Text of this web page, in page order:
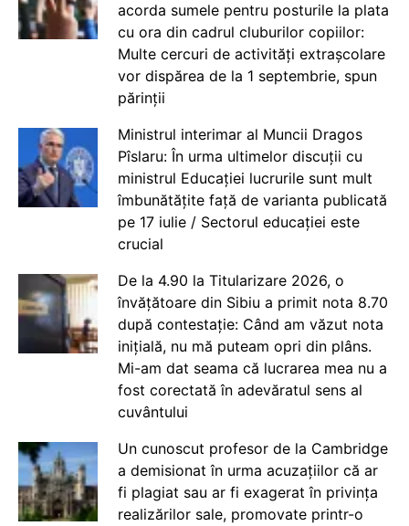
acorda sumele pentru posturile la plata
cu ora din cadrul cluburilor copiilor:
Multe cercuri de activități extrașcolare
vor dispărea de la 1 septembrie, spun
părinții
Ministrul interimar al Muncii Dragos
Pîslaru: În urma ultimelor discuții cu
ministrul Educației lucrurile sunt mult
îmbunătățite față de varianta publicată
pe 17 iulie / Sectorul educației este
crucial
De la 4.90 la Titularizare 2026, o
învățătoare din Sibiu a primit nota 8.70
după contestație: Când am văzut nota
inițială, nu mă puteam opri din plâns.
Mi-am dat seama că lucrarea mea nu a
fost corectată în adevăratul sens al
cuvântului
Un cunoscut profesor de la Cambridge
a demisionat în urma acuzațiilor că ar
fi plagiat sau ar fi exagerat în privința
realizărilor sale, promovate printr-o